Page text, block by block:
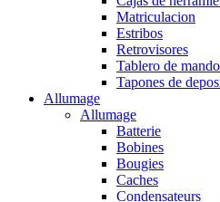
Matriculacion
Estribos
Retrovisores
Tablero de
Tapones de
Allumage
Allumage
Batterie
Bobines
Bougies
Caches
Condensateurs